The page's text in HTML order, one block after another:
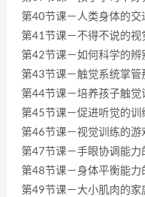
第40节课－人类身体的
第41节课－不得不说的
第42节课－如何科学的
第43节课－触觉系统掌管
第44节课－培养孩子触
第45节课－促进听觉的训
第46节课－视觉训练的游
第47节课－手眼协调能力
第48节课－身体平衡能力
第49节课－大小肌肉的家